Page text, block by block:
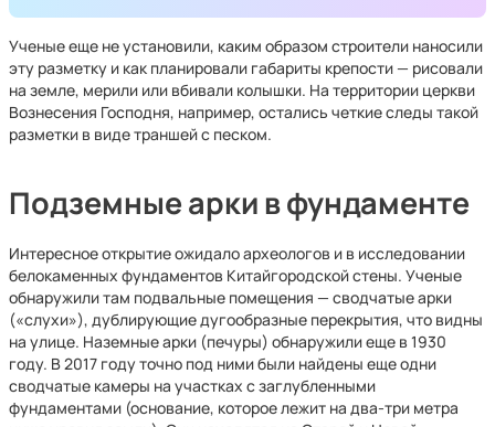
Ученые еще не установили, каким образом строители наносили
эту разметку и как планировали габариты крепости — рисовали
на земле, мерили или вбивали колышки. На территории церкви
Вознесения Господня, например, остались четкие следы такой
разметки в виде траншей с песком.
Подземные арки в фундаменте
Интересное открытие ожидало археологов и в исследовании
белокаменных фундаментов Китайгородской стены. Ученые
обнаружили там подвальные помещения — сводчатые арки
(«слухи»), дублирующие дугообразные перекрытия, что видны
на улице. Наземные арки (печуры) обнаружили еще в 1930
году. В 2017 году точно под ними были найдены еще одни
сводчатые камеры на участках с заглубленными
фундаментами (основание, которое лежит на два-три метра